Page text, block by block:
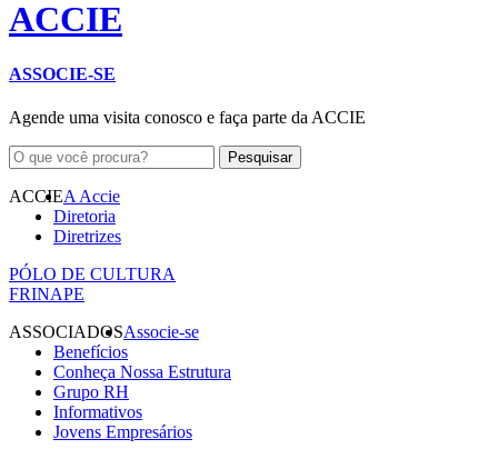
ACCIE
ASSOCIE-SE
Agende uma visita conosco e faça parte da ACCIE
ACCIEA Accie
Diretoria
Diretrizes
PÓLO DE CULTURA
FRINAPE
ASSOCIADOSAssocie-se
Benefícios
Conheça Nossa Estrutura
Grupo RH
Informativos
Jovens Empresários